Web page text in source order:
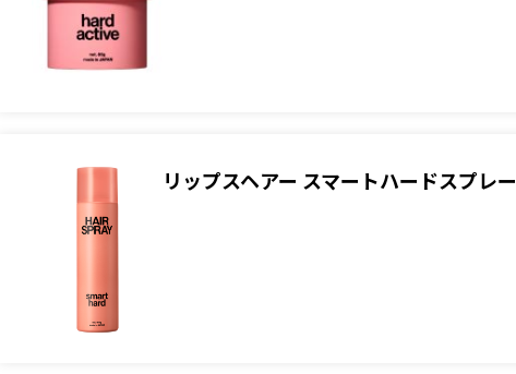
リップスヘアー スマートハードスプレー